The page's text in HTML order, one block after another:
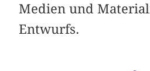
Medien und
Entwurfs.